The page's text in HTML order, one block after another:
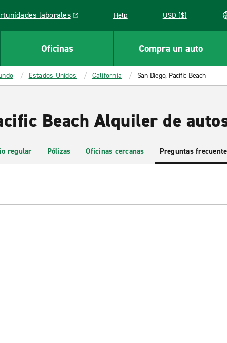
laborales
in a new window Help USD ($)
Oficinas Compra un auto
Estados Unidos California San Diego, Pacific Beach
Beach Alquiler de
regular Pólizas Oficinas cercanas Preguntas